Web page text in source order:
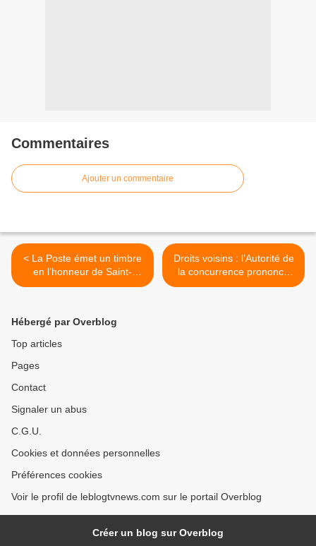
Commentaires
Ajouter un commentaire
< La Poste émet un timbre
en l’honneur de Saint-
Antoine-l’Abbaye « Village
Droits voisins : l’Autorité de
la concurrence prononce
des mesures
Hébergé par Overblog
Top articles
Pages
Contact
Signaler un abus
C.G.U.
Cookies et données personnelles
Préférences cookies
Voir le profil de leblogtvnews.com sur le portail Overblog
Créer un blog sur Overblog